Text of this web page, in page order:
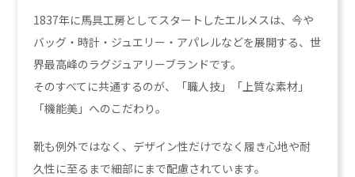
1837年に馬具工房としてスタートしたエルメスは、今や
バッグ・時計・ジュエリー・アパレルなどを展開する、世
界最高峰のラグジュアリーブランドです。
そのすべてに共通するのが、「職人技」「上質な素材」
「機能美」へのこだわり。
靴も例外ではなく、デザイン性だけでなく履き心地や耐
久性に至るまで細部にまで配慮されています。